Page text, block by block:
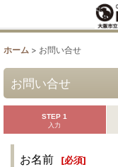
ホーム > お問い合せ
お問い合せ
STEP 1
入力
お名前 [必須]